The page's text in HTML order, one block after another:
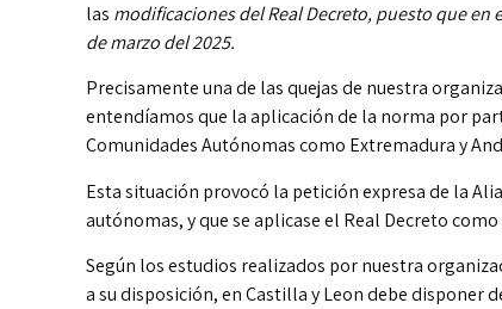
las modificaciones del Real Decreto, puesto que
de marzo del 2025.
Precisamente una de las quejas de nuestra
entendíamos que la aplicación de la norma por
Comunidades Autónomas como Extremadura y
Esta situación provocó la petición expresa de la
autónomas, y que se aplicase el Real Decreto
Según los estudios realizados por nuestra
a su disposición, en Castilla y Leon debe disponer